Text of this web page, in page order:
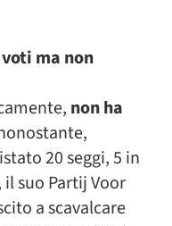
ma non
non ha
20 seggi, 5 in
suo Partij Voor
a scavalcare